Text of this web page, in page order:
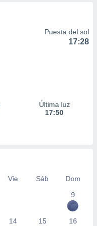
Puesta del sol
17:28
Última luz
17:50
Vie Sáb
Dom
9
14 15 16